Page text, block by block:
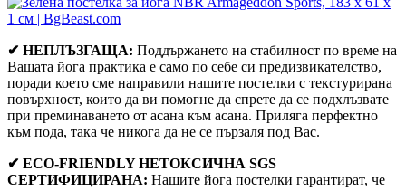
✔ НЕПЛЪЗГАЩА: Поддържането на стабилност по време на
Вашата йога практика е само по себе си предизвикателство,
поради което сме направили нашите постелки с текстурирана
повърхност, които да ви помогне да спрете да се подхлъзвате
при преминаването от асана към асана. Приляга перфектно
към пода, така че никога да не се пързаля под Вас.
✔ ECO-FRIENDLY НЕТОКСИЧНА SGS
СЕРТИФИЦИРАНА: Нашите йога постелки гарантират, че